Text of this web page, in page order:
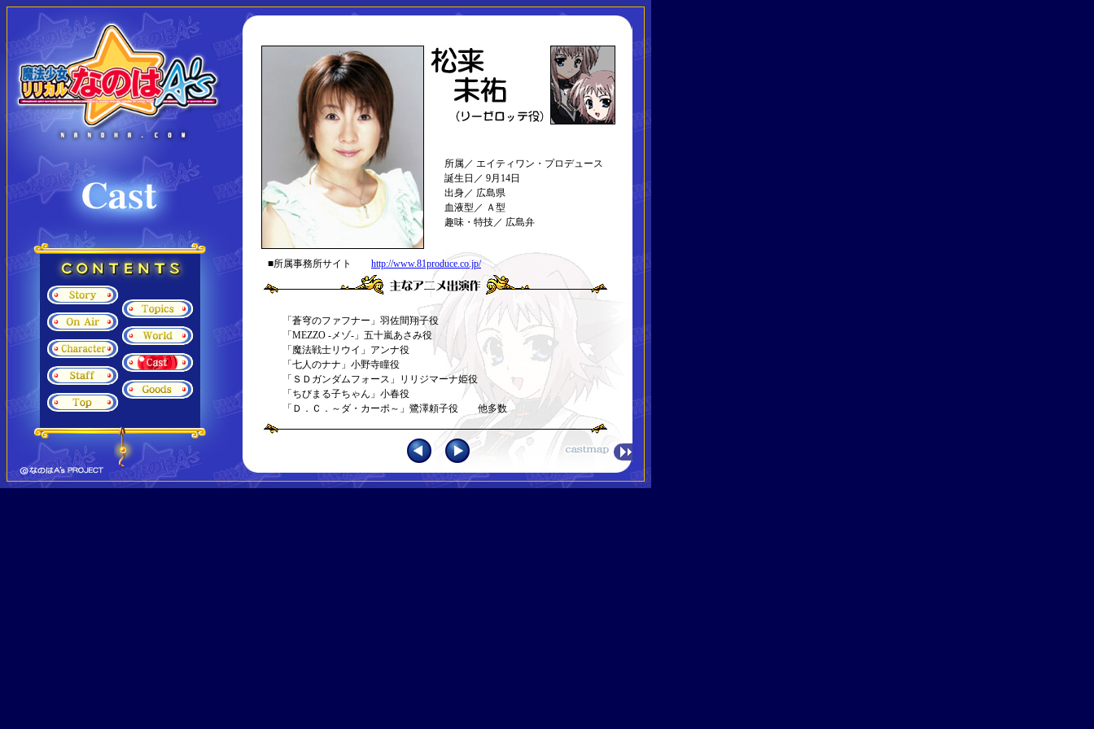
所属／ エイティワン・プロデュース
誕生日／ 9月14日
出身／ 広島県
血液型／ Ａ型
趣味・特技／ 広島弁
■所属事務所サイト http://www.81produce.co.jp/
「蒼穹のファフナー」羽佐間翔子役
「MEZZO -メゾ-」五十嵐あさみ役
「魔法戦士リウイ」アンナ役
「七人のナナ」小野寺瞳役
「ＳＤガンダムフォース」リリジマーナ姫役
「ちびまる子ちゃん」小春役
「Ｄ．Ｃ．～ダ・カーポ～」鷺澤頼子役 他多数